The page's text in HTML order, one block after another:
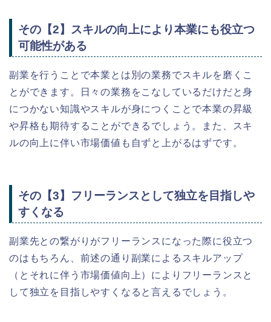
その【2】スキルの向上により本業にも役立つ
可能性がある
副業を行うことで本業とは別の業務でスキルを磨くこ
とができます。日々の業務をこなしているだけだと身
につかない知識やスキルが身につくことで本業の昇級
や昇格も期待することができるでしょう。また、スキ
ルの向上に伴い市場価値も自ずと上がるはずです。
その【3】フリーランスとして独立を目指しや
すくなる
副業先との繋がりがフリーランスになった際に役立つ
のはもちろん、前述の通り副業によるスキルアップ
（とそれに伴う市場価値向上）によりフリーランスと
して独立を目指しやすくなると言えるでしょう。